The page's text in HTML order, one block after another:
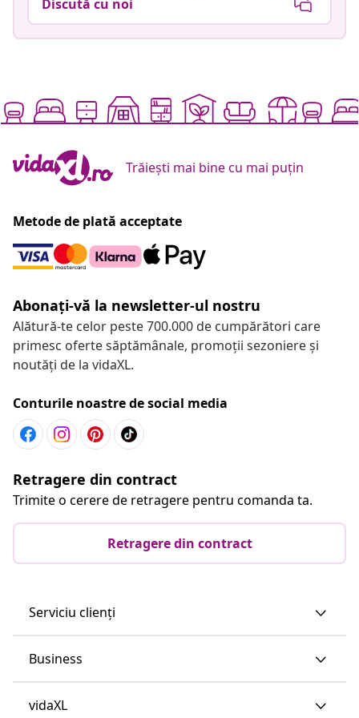
Discută cu noi
Trăiești mai bine cu mai puțin
Metode de plată acceptate
Abonați-vă la newsletter-ul nostru
Alătură-te celor peste 700.000 de cumpărători care
primesc oferte săptămânale, promoții sezoniere și
noutăți de la vidaXL.
Conturile noastre de social media
Retragere din contract
Trimite o cerere de retragere pentru comanda ta.
Retragere din contract
Serviciu clienți
Business
vidaXL